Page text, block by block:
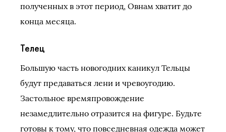
полученных в этот период, Овнам хватит до
конца месяца.
Телец
Большую часть новогодних каникул Тельцы
будут предаваться лени и чревоугодию.
Застольное времяпровождение
незамедлительно отразится на фигуре. Будьте
готовы к тому, что повседневная одежда может